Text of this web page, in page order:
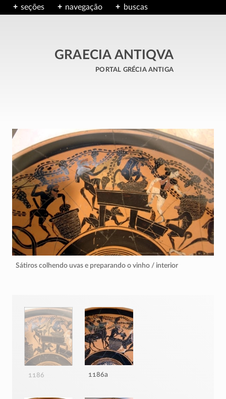
seções navegação buscas
GRAECIA ANTIQVA
portal grécia antiga
Sátiros colhendo uvas e preparando o vinho / interior
1186 1186a